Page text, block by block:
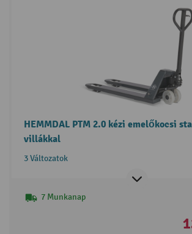
HEMMDAL PTM 2.0 kézi emelőkocsi
villákkal
3 Változatok
7 Munkanap